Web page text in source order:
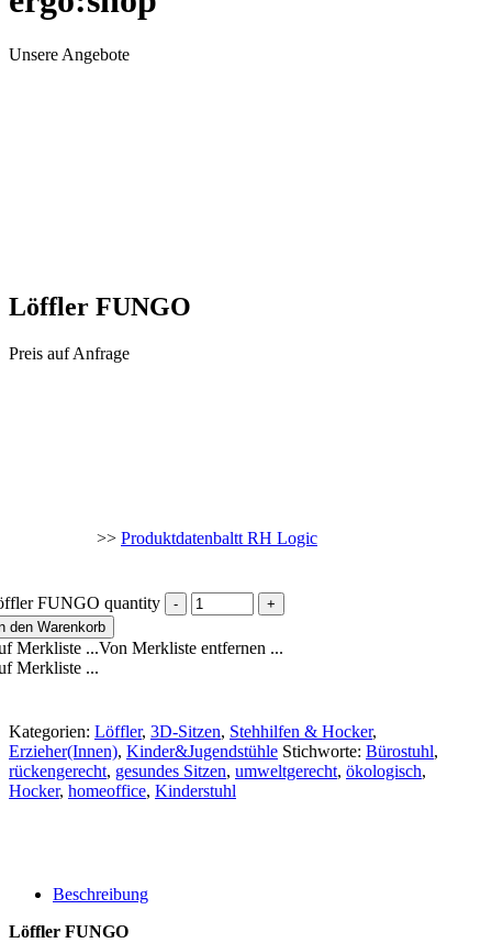
Unsere Angebote
Löffler FUNGO
Preis auf Anfrage
>> Produktdatenbaltt RH Logic
FUNGO quantity
den Warenkorb
Merkliste ...Von Merkliste entfernen ...
Merkliste ...
Kategorien: Löffler, 3D-Sitzen, Stehhilfen & Hocker,
Erzieher(Innen), Kinder&Jugendstühle Stichworte: Bürostuhl,
rückengerecht, gesundes Sitzen, umweltgerecht, ökologisch,
Hocker, homeoffice, Kinderstuhl
Beschreibung
Löffler FUNGO